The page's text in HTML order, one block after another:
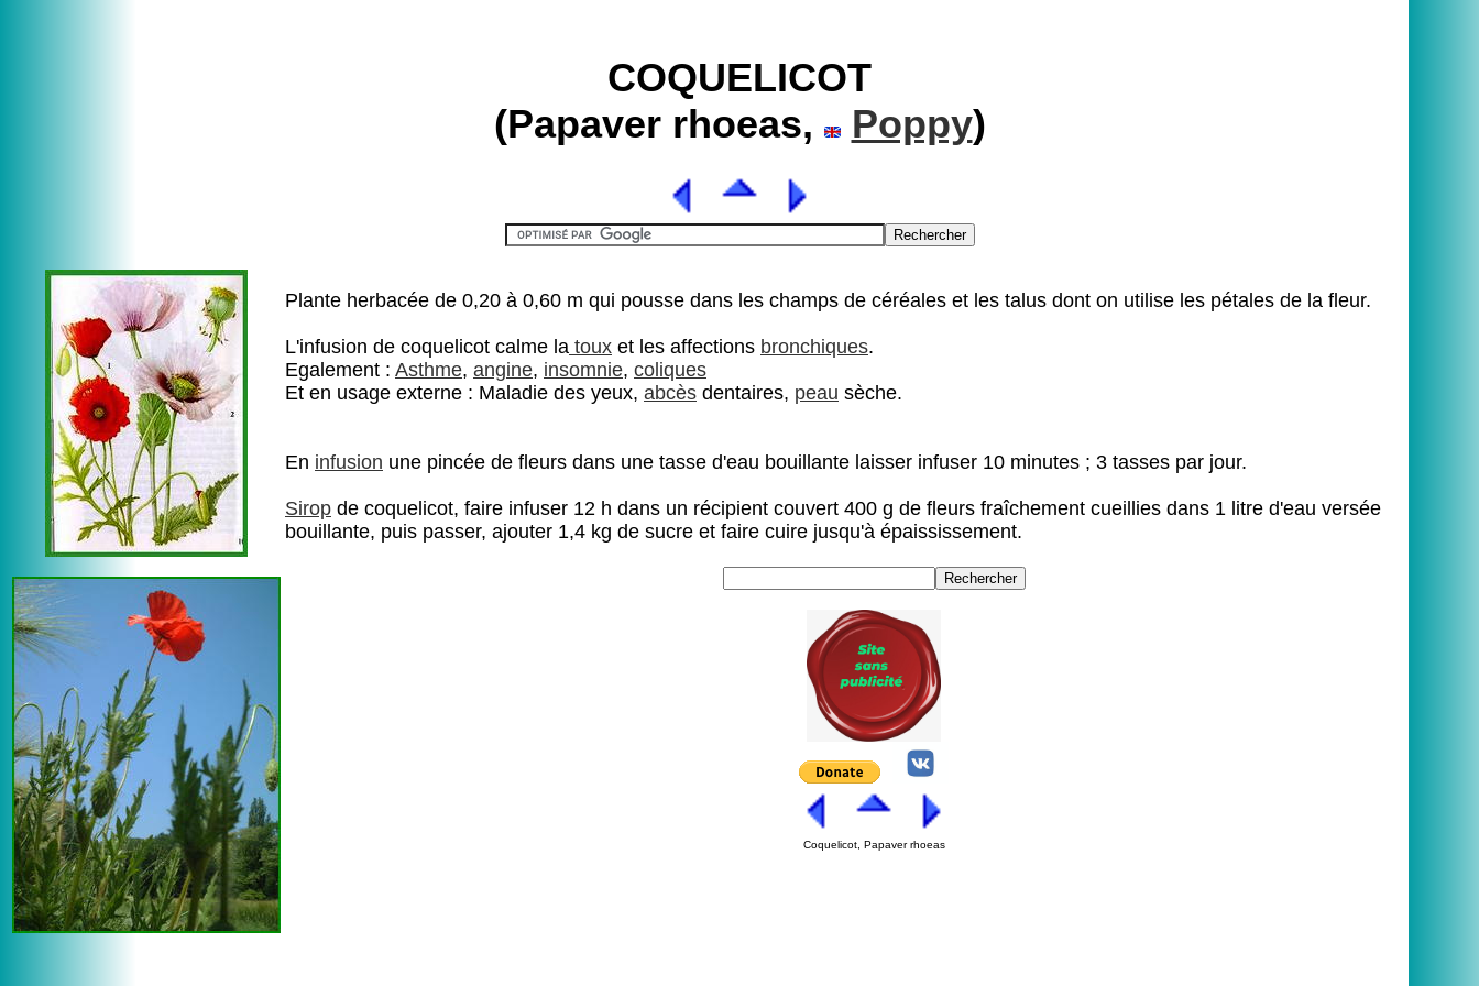
COQUELICOT
(Papaver rhoeas,
Poppy)
Plante herbacée de 0,20 à 0,60 m qui pousse dans les champs de céréales et les talus dont on utilise les pétales de la fleur.
L'infusion de coquelicot calme la toux et les affections bronchiques.
Egalement : Asthme, angine, insomnie, coliques
Et en usage externe : Maladie des yeux, abcès dentaires, peau sèche.
En infusion une pincée de fleurs dans une tasse d'eau bouillante laisser infuser 10 minutes ; 3 tasses par jour.
Sirop de coquelicot, faire infuser 12 h dans un récipient couvert 400 g de fleurs fraîchement cueillies dans 1 litre d'eau versée
bouillante, puis passer, ajouter 1,4 kg de sucre et faire cuire jusqu'à épaississement.
Coquelicot, Papaver rhoeas